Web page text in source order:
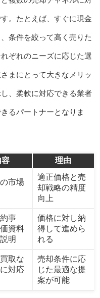
。たとえば、すぐに現金
条件を絞って高く売りた
ぞれのニーズに応じた選
まにとって大きなメリッ
、柔軟に対応できる業者
るパートナーとなりま
容 理由
市場
適正価格と売
却戦略の精度
向上
事
資料
明
価格に対し納
得して進めら
れる
取な
対応
売却条件に応
じた最適な提
案が可能